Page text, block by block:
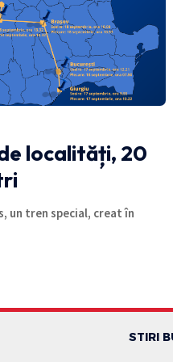
localități, 20
un tren special, creat în
STIRI